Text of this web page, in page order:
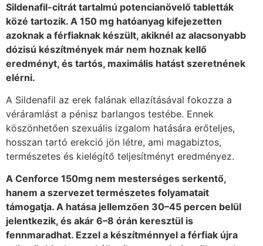
Sildenafil-citrát tartalmú potencianövelő tabletták
közé tartozik. A 150 mg hatóanyag kifejezetten
azoknak a férfiaknak készült, akiknél az alacsonyabb
dózisú készítmények már nem hoznak kellő
eredményt, és tartós, maximális hatást szeretnének
elérni.
A Sildenafil az erek falának ellazításával fokozza a
véráramlást a pénisz barlangos testébe. Ennek
köszönhetően szexuális izgalom hatására erőteljes,
hosszan tartó erekció jön létre, ami magabiztos,
természetes és kielégítő teljesítményt eredményez.
A Cenforce 150mg nem mesterséges serkentő,
hanem a szervezet természetes folyamatait
támogatja. A hatása jellemzően 30–45 percen belül
jelentkezik, és akár 6–8 órán keresztül is
fennmaradhat. Ezzel a készítménnyel a férfiak újra